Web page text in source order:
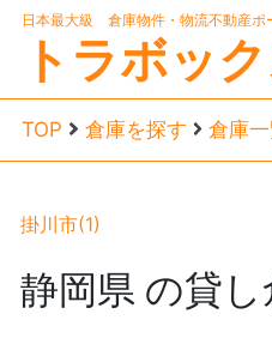
日本最大級 倉庫物件・物流不動産ポ
トラボッ
TOP 倉庫を探す 倉庫
掛川市(1)
静岡県 の貸